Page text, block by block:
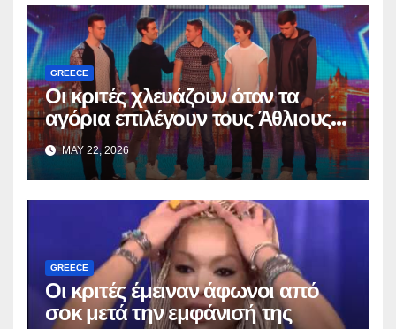
GREECE
Οι κριτές χλευάζουν όταν τα
αγόρια επιλέγουν τους Άθλιους
— αλλά μέσα σε δευτερόλεπτα
όλα αλλάζουν
MAY 22, 2026
GREECE
Οι κριτές έμειναν άφωνοι από
σοκ μετά την εμφάνισή της